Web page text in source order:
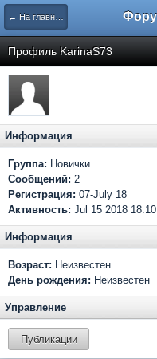
← На главную
Профиль KarinaS73
Информация
Группа: Новички
Сообщений: 2
Регистрация: 07-July 18
Активность: Jul 15 2018 18:10
Информация
Возраст: Неизвестен
День рождения: Неизвестен
Управление
Публикации